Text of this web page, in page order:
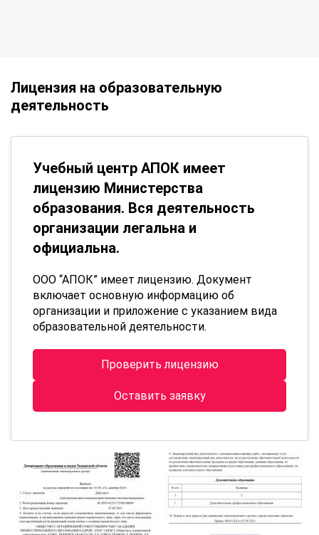
Лицензия на образовательную
деятельность
Учебный центр АПОК имеет
лицензию Министерства
образования. Вся деятельность
организации легальна и
официальна.
ООО “АПОК” имеет лицензию. Документ
включает основную информацию об
организации и приложение с указанием вида
образовательной деятельности.
Проверить лицензию
Оставить заявку